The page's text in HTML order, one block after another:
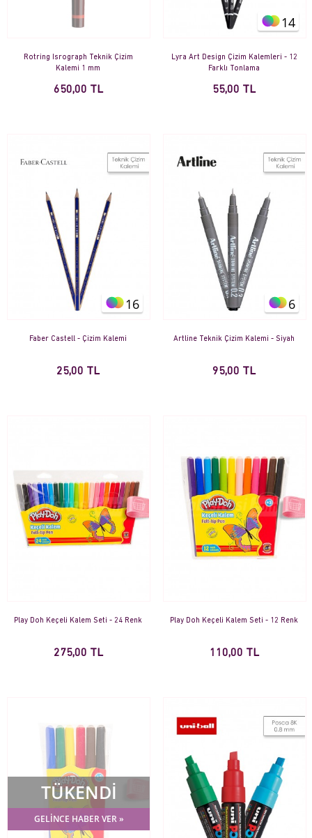
Rotring Isrograph Teknik Çizim
Kalemi 1 mm
650,00 TL
14
Lyra Art Design Çizim Kalemleri - 12
Farklı Tonlama
55,00 TL
16
Faber Castell - Çizim Kalemi
25,00 TL
6
Artline Teknik Çizim Kalemi - Siyah
95,00 TL
Play Doh Keçeli Kalem Seti - 24 Renk
275,00 TL
Play Doh Keçeli Kalem Seti - 12 Renk
110,00 TL
TÜKENDİ
GELİNCE HABER VER »